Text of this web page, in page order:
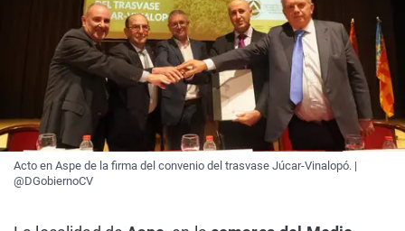
Acto en Aspe de la firma del convenio del trasvase Júcar-Vinalopó. |
@DGobiernoCV